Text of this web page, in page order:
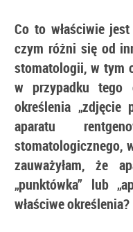
Co to właściwie
czym różni się od
stomatologii, w tym
w przypadku tego
określenia „zdjęcie
aparatu
stomatologicznego,
zauważyłam, że
„punktówka” lub
właściwe określenia?